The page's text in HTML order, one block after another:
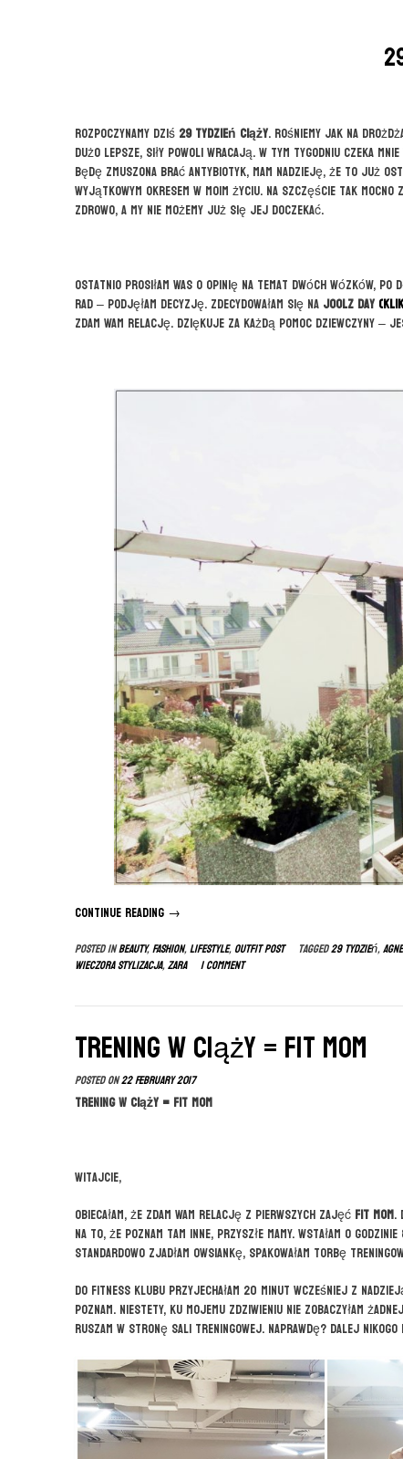
Rozpoczynamy dziś 29 tydzień ciąży. rośniemy jak na
dużo lepsze, siły powoli wracają. W tym tygodniu czeka
będę zmuszona brać antybiotyk, mam nadzieję, że to już
wyjątkowym okresem w moim życiu. Na szczęście tak mocno
zdrowo, a my nie możemy już się jej doczekać.
Ostatnio prosiłam Was o opinię na temat dwóch wózków,
rad – podjęłam decyzję. Zdecydowałam się na Joolz Day
zdam Wam relację. Dziękuje za każdą pomoc dziewczyny –
Continue reading “29
ciąży”
→
Posted inBEAUTY,FASHION,LIFESTYLE,OUTFIT POST Tagged29 tydzień,
wieczora stylizacja,zara 1 Comment
Trening w ciąży = FIT MOM
Posted on22 February 2017
Trening w ciąży = FIT MOM
Witajcie,
obiecałam, że zdam Wam relację z pierwszych zajęć FIT MOM.
na to, że poznam tam inne, przyszłe mamy. Wstałam o
standardowo zjadłam owsiankę, spakowałam torbę
Do fitness klubu przyjechałam 20 minut wcześniej z
poznam. Niestety, ku mojemu zdziwieniu nie zobaczyłam
ruszam w stronę sali treningowej. Naprawdę? Dalej nikogo